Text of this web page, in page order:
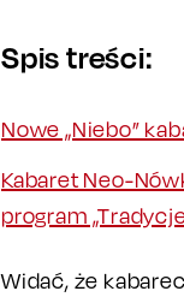
Spis treści:
Nowe „Niebo”
Kabaret Neo-
program
Widać, że